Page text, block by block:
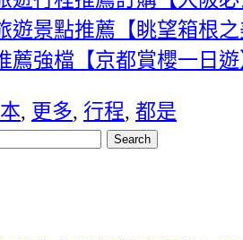
遊景點推薦【眺望箱根
薦強檔【京都賞櫻一日
, 更多, 行程, 都是